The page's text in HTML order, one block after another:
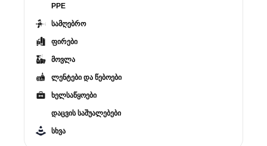
PPE
სამღებრო
ფირები
მოვლა
ლენტები და წებოები
ხელსაწყოები
დაცვის საშუალებები
სხვა